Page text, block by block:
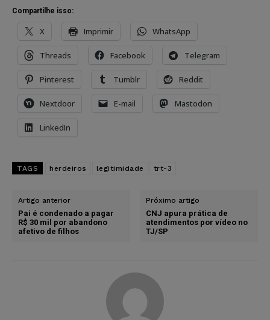
Compartilhe isso:
X Imprimir WhatsApp
Threads Facebook Telegram
Pinterest Tumblr Reddit
Nextdoor E-mail Mastodon
LinkedIn
TAGS herdeiros legitimidade trt-3
Artigo anterior
Pai é condenado a pagar
R$ 30 mil por abandono
afetivo de filhos
Próximo artigo
CNJ apura prática de
atendimentos por vídeo no
TJ/SP